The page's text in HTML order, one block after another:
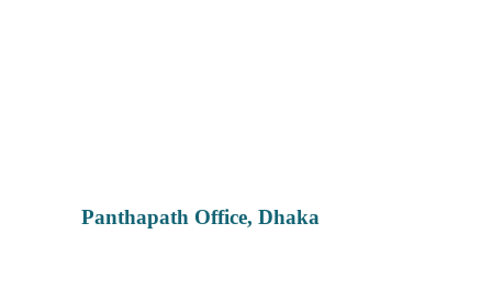
Panthapath Office, Dhaka